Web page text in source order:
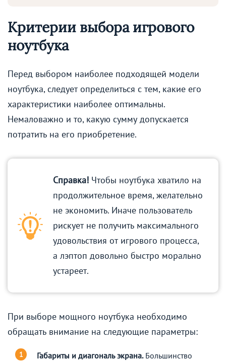
Критерии выбора игрового
ноутбука
Перед выбором наиболее подходящей модели
ноутбука, следует определиться с тем, какие его
характеристики наиболее оптимальны.
Немаловажно и то, какую сумму допускается
потратить на его приобретение.
Справка! Чтобы ноутбука хватило на
продолжительное время, желательно
не экономить. Иначе пользователь
рискует не получить максимального
удовольствия от игрового процесса,
а лэптоп довольно быстро морально
устареет.
При выборе мощного ноутбука необходимо
обращать внимание на следующие параметры:
Габариты и диагональ экрана.Большинство